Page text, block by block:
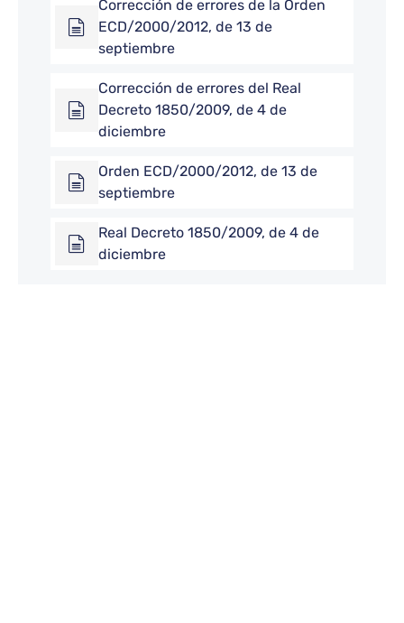
Corrección de errores de la Orden
ECD/2000/2012, de 13 de
septiembre
Corrección de errores del Real
Decreto 1850/2009, de 4 de
diciembre
Orden ECD/2000/2012, de 13 de
septiembre
Real Decreto 1850/2009, de 4 de
diciembre